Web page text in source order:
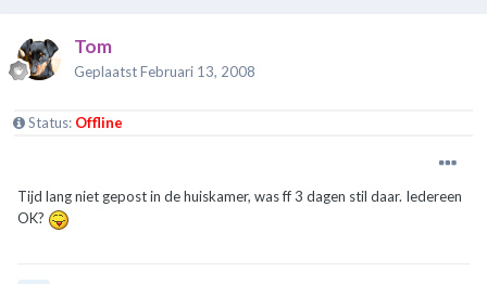
Tom
GeplaatstFebruari 13, 2008
Status: Offline
Tijd lang niet gepost in de huiskamer, was ff 3 dagen stil daar. Iedereen
OK?